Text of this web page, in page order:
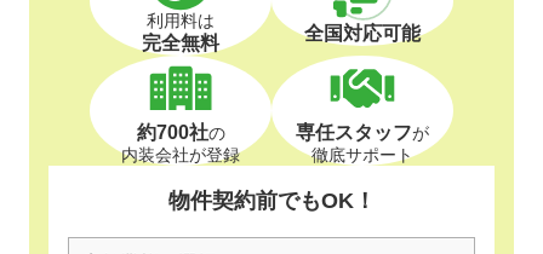
利用料は
完全無料 全国対応可能
約700社の
内装会社が登録
専任スタッフが
徹底サポート
物件契約前でもOK！